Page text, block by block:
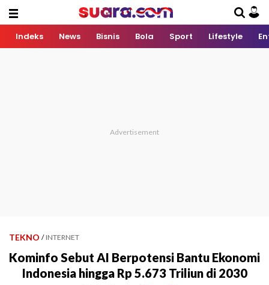
Indeks News Bisnis Bola Sport Lifestyle
TEKNO / INTERNET
Kominfo Sebut AI Berpotensi Bantu Ekonomi
Indonesia hingga Rp 5.673 Triliun di 2030